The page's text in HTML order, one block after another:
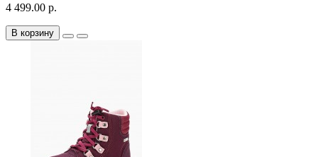
4 499.00 р.
В корзину